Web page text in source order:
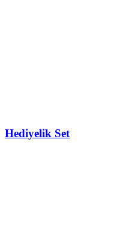
Hediyelik Set